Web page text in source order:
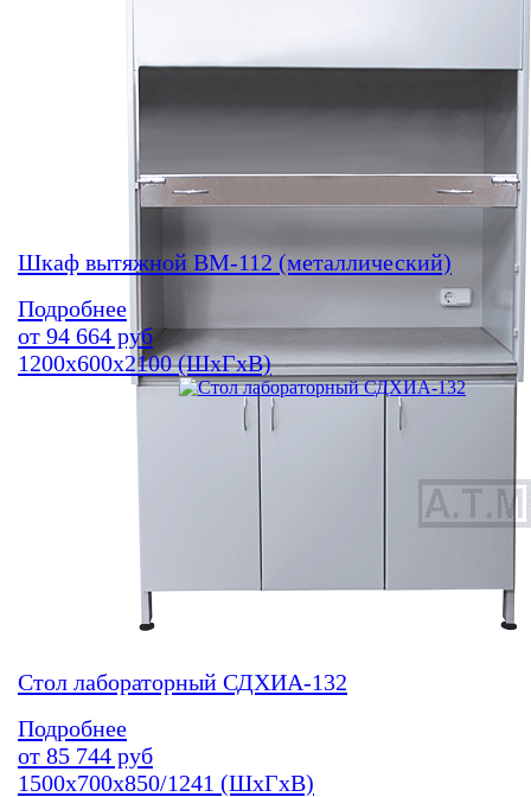
Шкаф вытяжной ВМ-112 (металлический)
Подробнее
от 94 664 руб
1200х600х2100 (ШхГхВ)
Стол лабораторный СДХИА-132
Подробнее
от 85 744 руб
1500х700х850/1241 (ШхГхВ)